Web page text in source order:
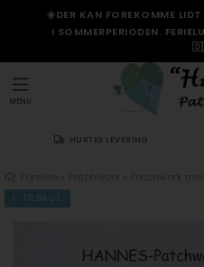
☀️DER KAN FOREKOMME
I SOMMERPERIODEN.
MENU
HURTIG LEVERING
TILBAGE